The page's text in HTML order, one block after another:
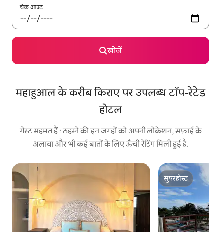
चेक आउट
खोजें
महाहुआल के करीब किराए पर उपलब्ध टॉप-रेटेड
होटल
गेस्ट सहमत हैं : ठहरने की इन जगहों को अपनी लोकेशन, सफ़ाई के
अलावा और भी कई बातों के लिए ऊँची रेटिंग मिली हुई है.
सुपरहोस्ट
सुपरहोस्ट